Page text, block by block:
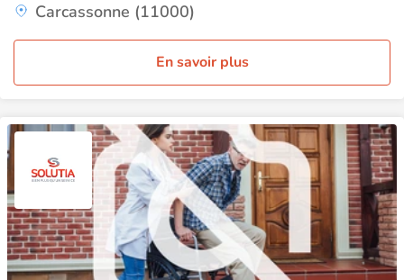
Carcassonne (11000)
En savoir plus